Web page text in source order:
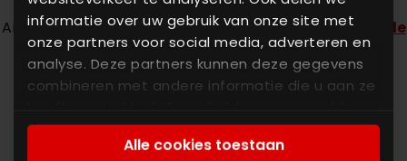
informatie over uw gebruik van onze site met
onze partners voor social media, adverteren en
analyse. Deze partners kunnen deze gegevens
combineren met andere informatie die u aan ze
basis van uw gebruik van hun services. U gaat
akkoord met onze cookies als u onze website
Alle cookies toestaan
Andere interessante links:Doseersysteem| Industriële
weegsystemen